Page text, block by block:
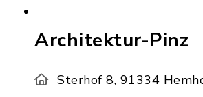
Architektur-Pinz
Sterhof 8, 91334